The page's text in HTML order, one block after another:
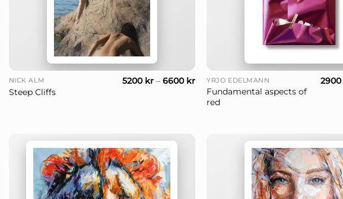
NICK ALM
Steep Cliffs
5200 kr– 6600 kr YRJÖ EDELMANN
Fundamental aspects of
red
2900